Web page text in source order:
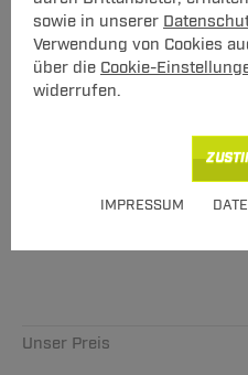
sowie in unserer
Verwendung von Cookies
über die Cookie-
widerrufen.
IMPRESSUM
T-Nut Adapter
geschlossener
Unser Preis